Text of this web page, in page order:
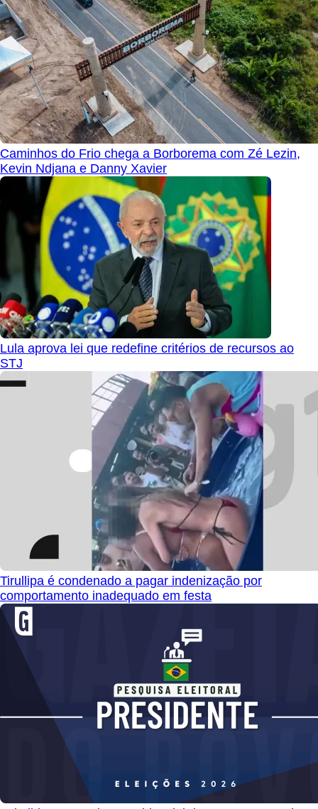
Caminhos do Frio chega a Borborema com Zé Lezin,
Kevin Ndjana e Danny Xavier
Lula aprova lei que redefine critérios de recursos ao
STJ
Tirullipa é condenado a pagar indenização por
comportamento inadequado em festa